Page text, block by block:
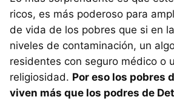
ricos, es más poderoso para
de vida de los pobres que si en
niveles de contaminación, un
residentes con seguro médico o
religiosidad. Por eso los pobres
viven más que los podres de